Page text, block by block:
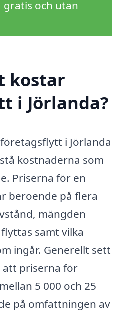
gratis och utan
kostar
i Jörlanda?
i Jörlanda
kostnaderna som
Priserna för en
beroende på flera
mängden
samt vilka
ingår. Generellt sett
att priserna för
5 000 och 25
på omfattningen av